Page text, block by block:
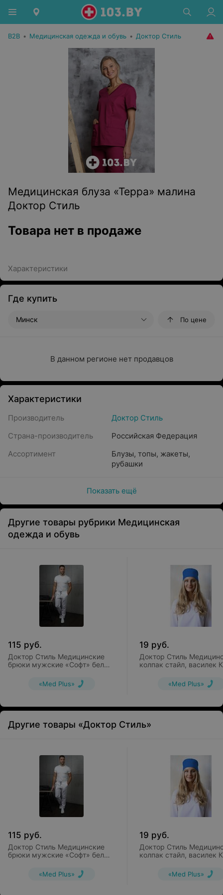
B2B • Медицинская одежда и обувь • Доктор Стиль
Медицинская блуза «Терра» малина
Доктор Стиль
Товара нет в продаже
Характеристики
Где купить
Минск По цене
В данном регионе нет продавцов
Характеристики
Производитель
Доктор Стиль
Страна-производитель
Российская Федерация
Ассортимент
Блузы, топы, жакеты,
рубашки
Показать ещё
Другие товары рубрики Медицинская
одежда и обувь
115 руб.
Доктор Стиль Медицинские
брюки мужские «Софт» белые
«Med Plus»
19 руб.
Доктор Стиль
колпак стайл, василек
«Med Plus»
Другие товары «Доктор Стиль»
115 руб.
Доктор Стиль Медицинские
брюки мужские «Софт» белые
«Med Plus»
19 руб.
Доктор Стиль
колпак стайл, василек
«Med Plus»